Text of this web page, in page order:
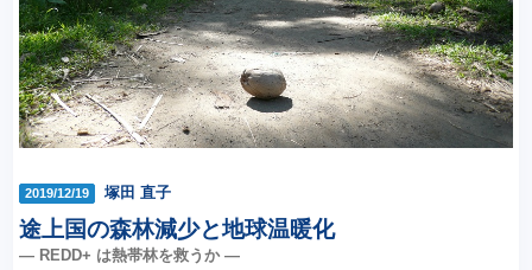
2019/12/19 塚田 直子
途上国の森林減少と地球温暖化
― REDD+ は熱帯林を救うか ―